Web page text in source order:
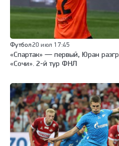
Футбол20 июл 17:45
«Спартак» — первый, Юран
«Сочи». 2-й тур ФНЛ